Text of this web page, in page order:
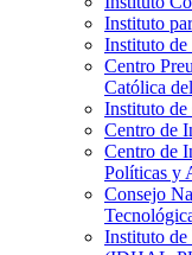
Instituto
Instituto
Centro
Católica
Instituto
Centro de
Centro de
Políticas y
Consejo
Instituto